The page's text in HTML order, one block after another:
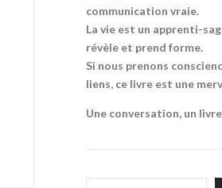
communication vraie.
La vie est un apprenti-
révèle et prend forme.
Si nous prenons
liens, ce livre est une
Une conversation, un